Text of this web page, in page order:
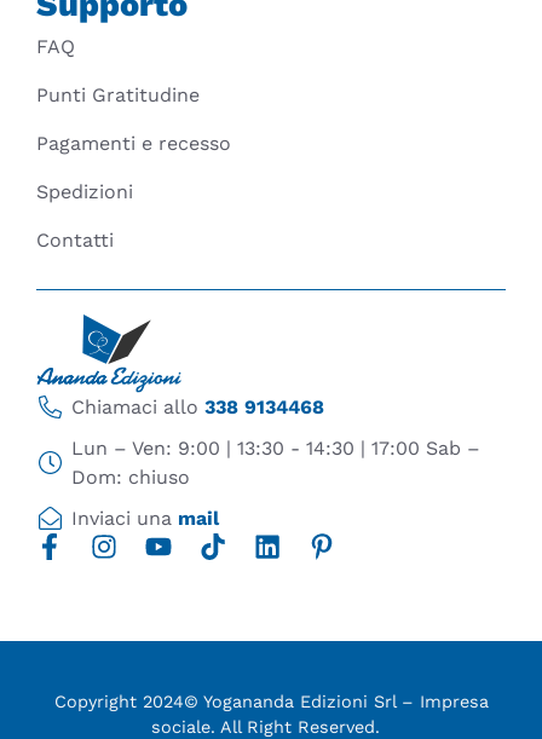
Chiamaci allo 338 9134468
Lun – Ven: 9:00 | 13:30 - 14:30 | 17:00 Sab –
Dom: chiuso
Inviaci una mail
FAQ
Punti Gratitudine
Pagamenti e recesso
Spedizioni
Contatti
Copyright 2024© Yogananda Edizioni Srl – Impresa
sociale. All Right Reserved.